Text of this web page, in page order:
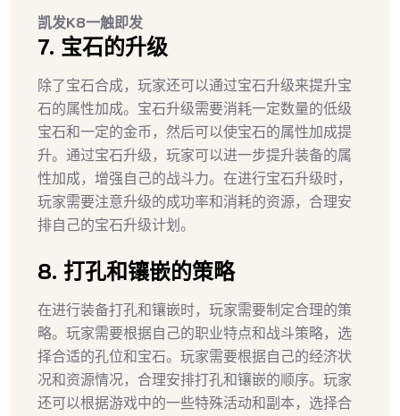
凯发K8一触即发
7. 宝石的升级
除了宝石合成，玩家还可以通过宝石升级来提升宝
石的属性加成。宝石升级需要消耗一定数量的低级
宝石和一定的金币，然后可以使宝石的属性加成提
升。通过宝石升级，玩家可以进一步提升装备的属
性加成，增强自己的战斗力。在进行宝石升级时，
玩家需要注意升级的成功率和消耗的资源，合理安
排自己的宝石升级计划。
8. 打孔和镶嵌的策略
在进行装备打孔和镶嵌时，玩家需要制定合理的策
略。玩家需要根据自己的职业特点和战斗策略，选
择合适的孔位和宝石。玩家需要根据自己的经济状
况和资源情况，合理安排打孔和镶嵌的顺序。玩家
还可以根据游戏中的一些特殊活动和副本，选择合